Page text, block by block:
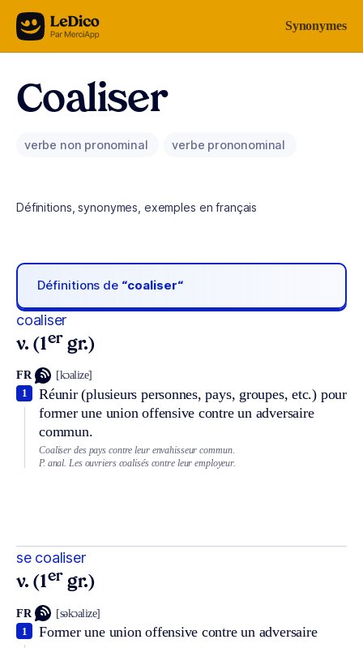
Aller au contenu Synonymes
Coaliser
verbe non pronominal verbe prononominal
Définitions, synonymes, exemples en français
Définitions de “coaliser“
coaliser
v. (1er gr.)
FR [kɔalize]
Réunir (plusieurs personnes, pays, groupes, etc.) pour
former une union offensive contre un adversaire
commun.
1
Coaliser des pays contre leur envahisseur commun.
P. anal. Les ouvriers coalisés contre leur employeur.
se coaliser
v. (1er gr.)
FR [səkɔalize]
Former une union offensive contre un adversaire
1